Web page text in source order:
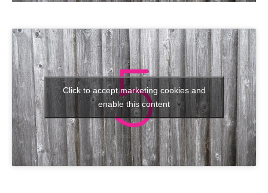
Click to accept marketing cookies and
enable this content